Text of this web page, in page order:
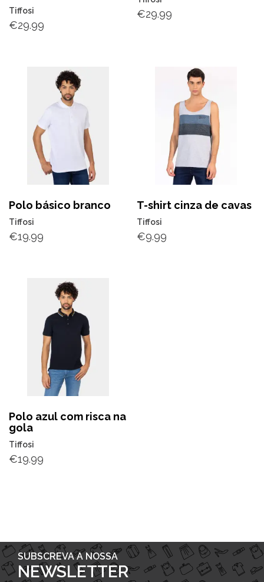
Tiffosi
€29.99
€29.99
Polo básico branco
Tiffosi
€19.99
T-shirt cinza de cavas
Tiffosi
€9.99
Polo azul com risca na
gola
Tiffosi
€19.99
SUBSCREVA A NOSSA
NEWSLETTER